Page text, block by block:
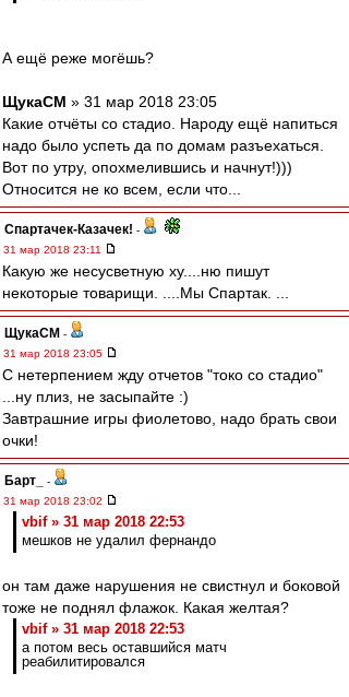
А ещё реже могёшь?
ЩукаСМ » 31 мар 2018 23:05
Какие отчёты со стадио. Народу ещё напиться
надо было успеть да по домам разъехаться.
Вот по утру, опохмелившись и начнут!)))
Относится не ко всем, если что...
Спартачек-Казачек! -
31 мар 2018 23:11
Какую же несусветную ху....ню пишут
некоторые товарищи. ....Мы Спартак. ...
ЩукаСМ -
31 мар 2018 23:05
С нетерпением жду отчетов "токо со стадио"
...ну плиз, не засыпайте :)
Завтрашние игры фиолетово, надо брать свои
очки!
Барт_
-
31 мар 2018 23:02
vbif » 31 мар 2018 22:53
мешков не удалил фернандо
он там даже нарушения не свистнул и боковой
тоже не поднял флажок. Какая желтая?
vbif » 31 мар 2018 22:53
а потом весь оставшийся матч
реабилитировался